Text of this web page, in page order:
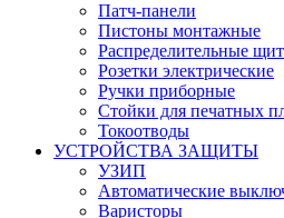
Патч-панели
Пистоны монтажные
Распределительные
Розетки электрические
Ручки приборные
Стойки для печатных
Токоотводы
УСТРОЙСТВА ЗАЩИТЫ
УЗИП
Автоматические
Варисторы